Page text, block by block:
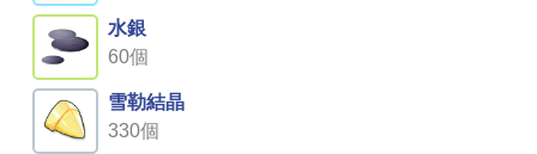
水銀
60個
雪勒結晶
330個